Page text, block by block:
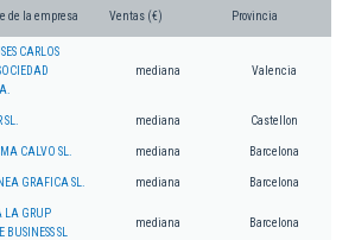
de la empresa Ventas (€) Provincia
CARLOS
mediana Valencia
mediana Castellon
CALVO SL. mediana Barcelona
GRAFICA SL. mediana Barcelona
LA GRUP
BUSINESS SL
mediana Barcelona